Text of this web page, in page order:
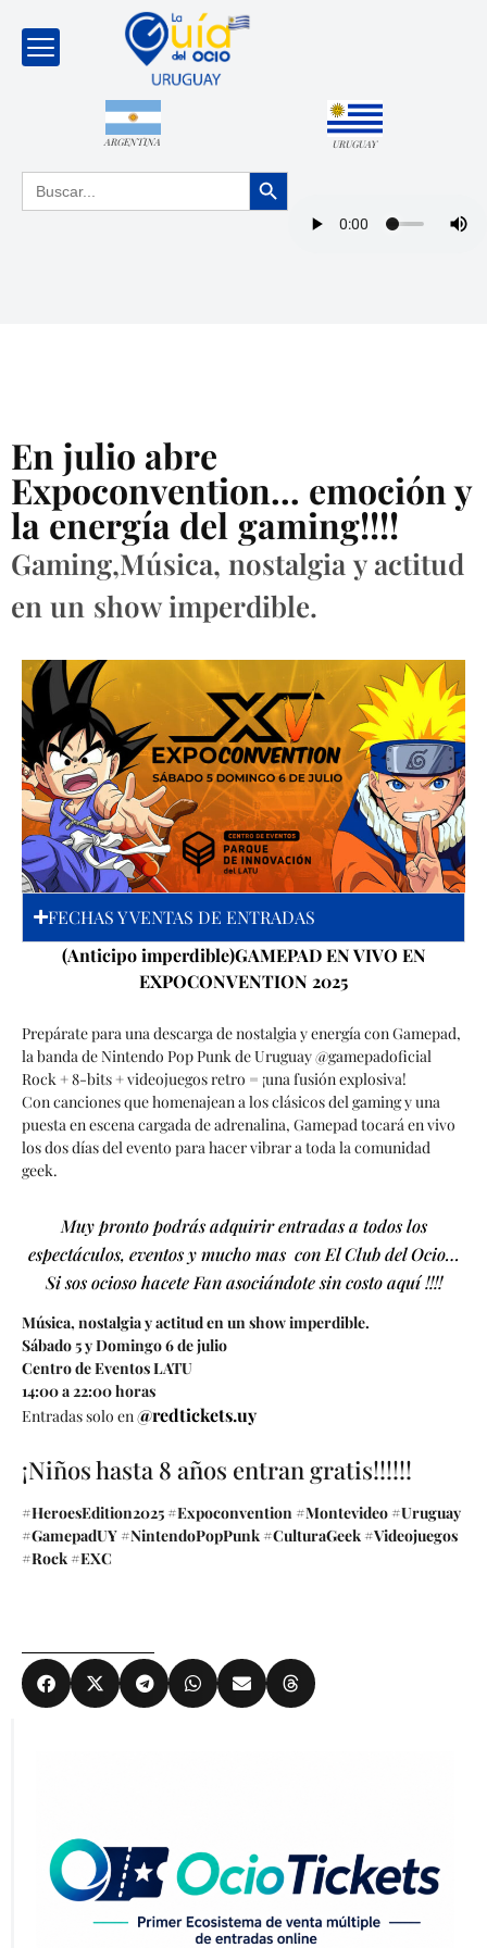
ARGENTINA URUGUAY
Buscar: Botón de búsqueda
En julio abre
Expoconvention… emoción y
la energía del gaming!!!!
Gaming,Música, nostalgia y actitud
en un show imperdible.
FECHAS Y VENTAS DE ENTRADAS
(Anticipo imperdible)GAMEPAD EN VIVO EN
EXPOCONVENTION 2025
Prepárate para una descarga de nostalgia y energía con Gamepad,
la banda de Nintendo Pop Punk de Uruguay @gamepadoficial
Rock + 8-bits + videojuegos retro = ¡una fusión explosiva!
Con canciones que homenajean a los clásicos del gaming y una
puesta en escena cargada de adrenalina, Gamepad tocará en vivo
los dos días del evento para hacer vibrar a toda la comunidad
geek.
Muy pronto podrás adquirir entradas a todos los
espectáculos, eventos y mucho mas con El Club del Ocio…
Si sos ocioso hacete Fan asociándote sin costo aquí !!!!
Música, nostalgia y actitud en un show imperdible.
Sábado 5 y Domingo 6 de julio
Centro de Eventos LATU
14:00 a 22:00 horas
Entradas solo en@redtickets.uy
¡Niños hasta 8 años entran gratis!!!!!!
#HeroesEdition2025 #Expoconvention #Montevideo #Uruguay
#GamepadUY #NintendoPopPunk #CulturaGeek #Videojuegos
#Rock #EXC